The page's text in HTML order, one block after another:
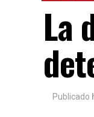
La
Publicado